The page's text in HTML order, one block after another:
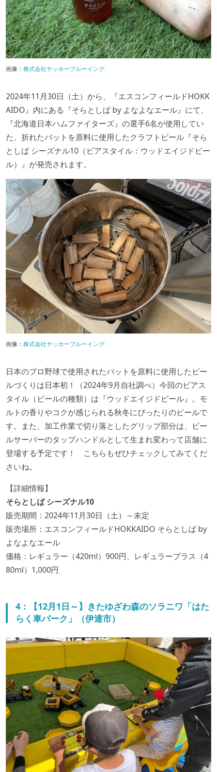
画像： 株式会社ヤッホーブルーイング
2024年11月30日（土）から、『エスコンフィールドHOKK
AIDO』内にある『そらとしば by よなよなエール』にて、
『北海道日本ハムファイターズ』の選手6名が使用してい
た、折れたバットを原料に使用したクラフトビール『そら
としば シーズナル10（ビアスタイル：ウッドエイジドビー
ル）』が発売されます。
画像： 株式会社ヤッホーブルーイング
日本のプロ野球で使用されたバットを原料に使用したビー
ルづくりは日本初！（2024年9月自社調べ）今回のビアス
タイル（ビールの種類）は『ウッドエイジドビール』。モ
ルトの香りやコクが感じられる秋冬にぴったりのビールで
す。また、加工作業で切り落としたグリップ部分は、ビー
ルサーバーのタップハンドルとして生まれ変わって店舗に
登場する予定です！ こちらもぜひチェックしてみてくだ
さいね。
【詳細情報】
そらとしば シーズナル10
販売期間：2024年11月30日（土）～未定
販売場所：エスコンフィールドHOKKAIDO そらとしば by
よなよなエール
価格：レギュラー（420ml）900円、レギュラープラス（4
80ml）1,000円
4：【12月1日～】きたゆざわ森のソラニワ「はた
らく車パーク」（伊達市）